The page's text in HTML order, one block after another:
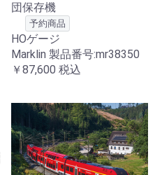
団保存機
予約商品
HOゲージ
Marklin 製品番号:mr38350
￥87,600 税込